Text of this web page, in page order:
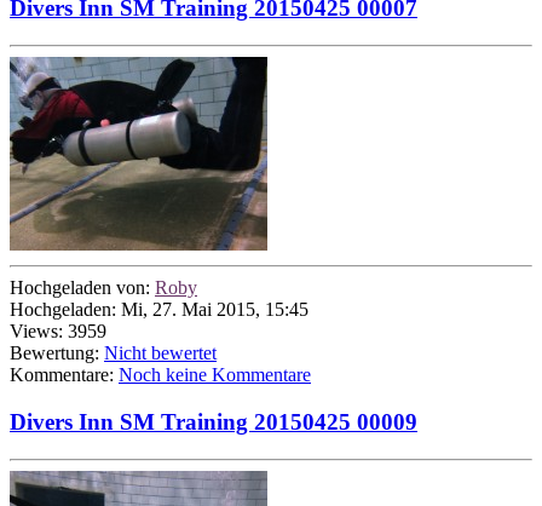
Divers Inn SM Training 20150425 00007
Hochgeladen von: Roby
Hochgeladen: Mi, 27. Mai 2015, 15:45
Views: 3959
Bewertung: Nicht bewertet
Kommentare: Noch keine Kommentare
Divers Inn SM Training 20150425 00009